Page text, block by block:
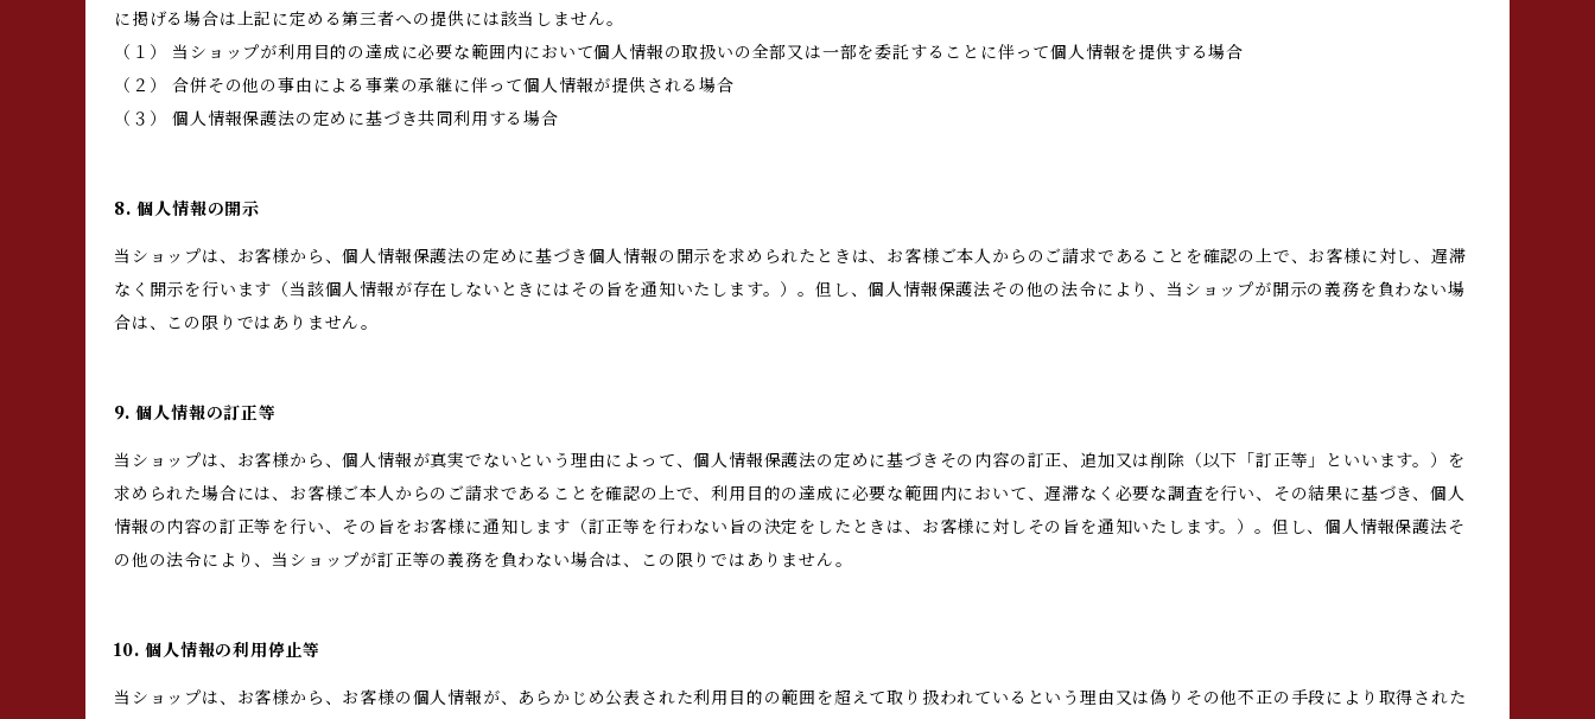
に掲げる場合は上記に定める第三者への提供には該当しません。
（１） 当ショップが利用目的の達成に必要な範囲内において個人情報の取扱いの全部又は一部を委託することに伴って個人情報を提供する場合
（２） 合併その他の事由による事業の承継に伴って個人情報が提供される場合
（３） 個人情報保護法の定めに基づき共同利用する場合
8. 個人情報の開示
当ショップは、お客様から、個人情報保護法の定めに基づき個人情報の開示を求められたときは、お客様ご本人からのご請求であることを確認の上で、お客様に対し、遅滞
なく開示を行います（当該個人情報が存在しないときにはその旨を通知いたします。）。但し、個人情報保護法その他の法令により、当ショップが開示の義務を負わない場
合は、この限りではありません。
9. 個人情報の訂正等
当ショップは、お客様から、個人情報が真実でないという理由によって、個人情報保護法の定めに基づきその内容の訂正、追加又は削除（以下「訂正等」といいます。）を
求められた場合には、お客様ご本人からのご請求であることを確認の上で、利用目的の達成に必要な範囲内において、遅滞なく必要な調査を行い、その結果に基づき、個人
情報の内容の訂正等を行い、その旨をお客様に通知します（訂正等を行わない旨の決定をしたときは、お客様に対しその旨を通知いたします。）。但し、個人情報保護法そ
の他の法令により、当ショップが訂正等の義務を負わない場合は、この限りではありません。
10. 個人情報の利用停止等
当ショップは、お客様から、お客様の個人情報が、あらかじめ公表された利用目的の範囲を超えて取り扱われているという理由又は偽りその他不正の手段により取得された